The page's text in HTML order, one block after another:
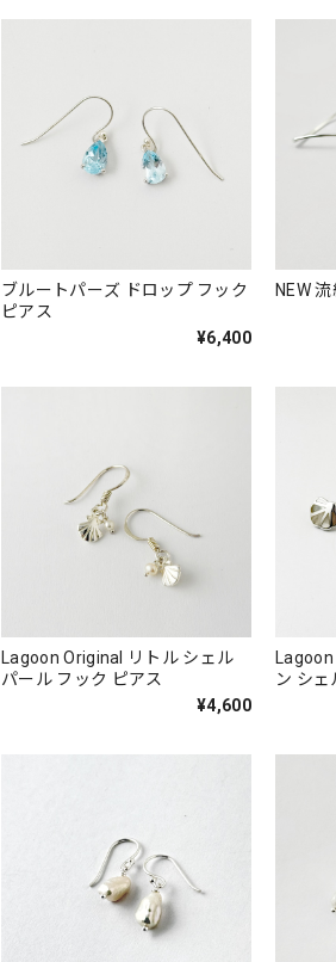
ブルートパーズ ドロップ フック
ピアス
¥6,400
NEW
Lagoon Original リトル シェル
パール フック ピアス
¥4,600
ン シェ